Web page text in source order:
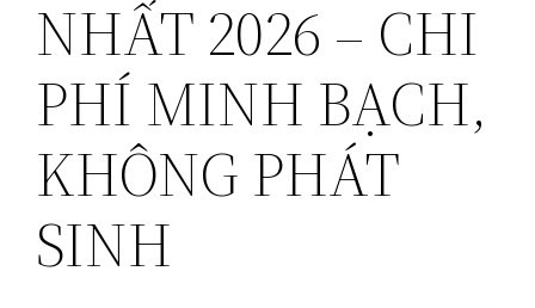
NHẤT 2026 – CHI
PHÍ MINH BẠCH,
KHÔNG PHÁT
SINH